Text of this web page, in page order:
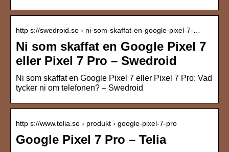
http s://swedroid.se › ni-som-skaffat-en-google-pixel-7-…
Ni som skaffat en Google Pixel 7
eller Pixel 7 Pro – Swedroid
Ni som skaffat en Google Pixel 7 eller Pixel 7 Pro: Vad
tycker ni om telefonen? – Swedroid
http s://www.telia.se › produkt › google-pixel-7-pro
Google Pixel 7 Pro – Telia